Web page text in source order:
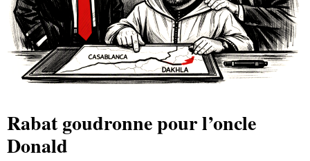
Rabat goudronne pour l’oncle
Donald